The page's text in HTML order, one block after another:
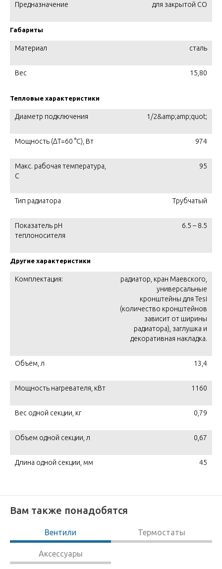
Предназначение для закрытой СО
Габариты
Материал сталь
Вес 15,80
Тепловые характеристики
Диаметр подключения 1/2&amp;amp;quot;
Мощность (ΔT=60 °C), Вт 974
Макс. рабочая температура,
C
95
Тип радиатора Трубчатый
Показатель pH
теплоносителя
6.5 – 8.5
Другие характеристики
Комплектация:
радиатор, кран Маевского,
универсальные
кронштейны для Tesi
(количество кронштейнов
зависит от ширины
радиатора), заглушка и
декоративная накладка.
Объём, л 13,4
Мощность нагревателя, кВт 1160
Вес одной секции, кг 0,79
Объем одной секции, л 0,67
Длина одной секции, мм 45
Вам также понадобятся
Вентили Термостаты
Аксессуары